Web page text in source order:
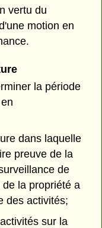
vertu du
motion en
la période
dans laquelle
preuve de la
de
de la propriété a
des activités;
sur la